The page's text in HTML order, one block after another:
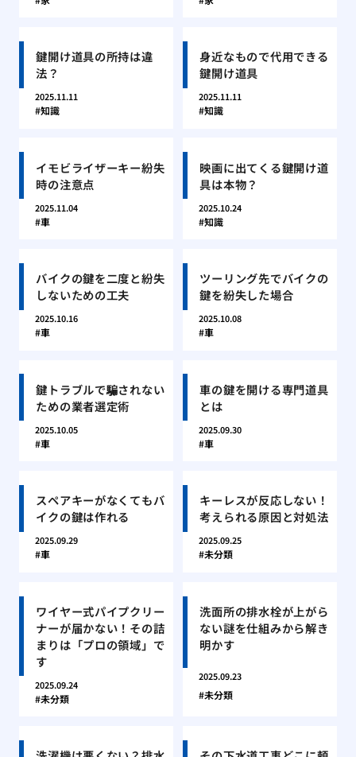
鍵開け道具の所持は違
法？
2025.11.11
知識
身近なもので代用できる
鍵開け道具
2025.11.11
知識
イモビライザーキー紛失
時の注意点
2025.11.04
車
映画に出てくる鍵開け道
具は本物？
2025.10.24
知識
バイクの鍵を二度と紛失
しないための工夫
2025.10.16
車
ツーリング先でバイクの
鍵を紛失した場合
2025.10.08
車
鍵トラブルで騙されない
ための業者選定術
2025.10.05
車
車の鍵を開ける専門道具
とは
2025.09.30
車
スペアキーがなくてもバ
イクの鍵は作れる
2025.09.29
車
キーレスが反応しない！
考えられる原因と対処法
2025.09.25
未分類
ワイヤー式パイプクリー
ナーが届かない！その詰
まりは「プロの領域」で
す
2025.09.24
未分類
洗面所の排水栓が上がら
ない謎を仕組みから解き
明かす
2025.09.23
未分類